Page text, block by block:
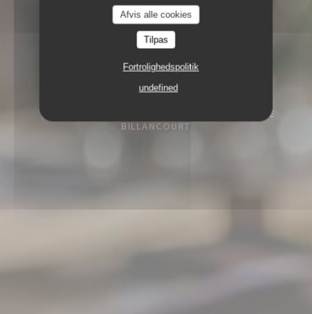
Afvis alle cookies
Tilpas
Fortrolighedspolitik
undefined
58 QUAI GEORGES GORSE 92100 BOULOGNE
BILLANCOURT